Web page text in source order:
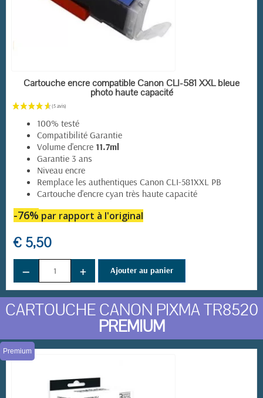
EN STOCK
Cartouche encre compatible Canon CLI-581 XXL bleue
photo haute capacité
100% testé
Compatibilité Garantie
Volume d'encre 11.7ml
Garantie 3 ans
Niveau encre
Remplace les authentiques Canon CLI-581XXL PB
Cartouche d'encre cyan très haute capacité
-76% par rapport à l'original
€ 5,50
− + Ajouter au panier
CARTOUCHE CANON PIXMA TR8520
PREMIUM
Premium